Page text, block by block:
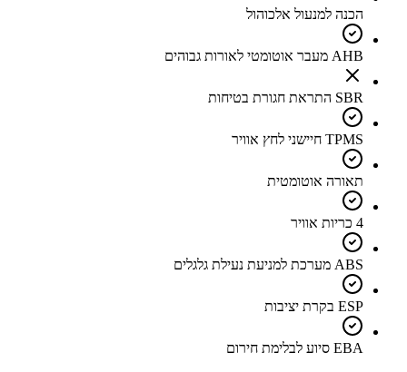
הכנה למנעול אלכוהול
AHB מעבר אוטומטי לאורות גבוהים
SBR התראת חגורת בטיחות
TPMS חיישני לחץ אוויר
תאורה אוטומטית
4 כריות אוויר
ABS מערכת למניעת נעילת גלגלים
ESP בקרת יציבות
EBA סיוע לבלימת חירום